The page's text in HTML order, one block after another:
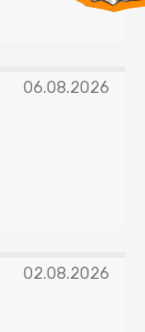
06.08.2026
02.08.2026